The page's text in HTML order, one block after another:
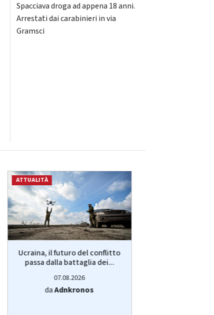
Spacciava droga ad appena 18 anni.
Arrestati dai carabinieri in via
Gramsci
ATTUALITÀ
Ucraina, il futuro del conflitto
passa dalla battaglia dei...
07.08.2026
daAdnkronos